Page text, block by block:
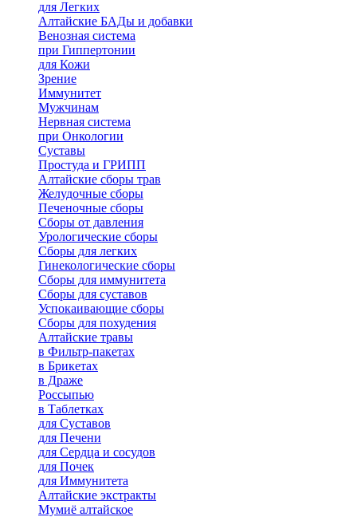
для Легких
Алтайские БАДы и добавки
Венозная система
при Гиппертонии
для Кожи
Зрение
Иммунитет
Мужчинам
Нервная система
при Онкологии
Суставы
Простуда и ГРИПП
Алтайские сборы трав
Желудочные сборы
Печеночные сборы
Сборы от давления
Урологические сборы
Сборы для легких
Гинекологические сборы
Сборы для иммунитета
Сборы для суставов
Успокаивающие сборы
Сборы для похудения
Алтайские травы
в Фильтр-пакетах
в Брикетах
в Драже
Россыпью
в Таблетках
для Cуставов
для Печени
для Сердца и сосудов
для Почек
для Иммунитета
Алтайские экстракты
Мумиё алтайское